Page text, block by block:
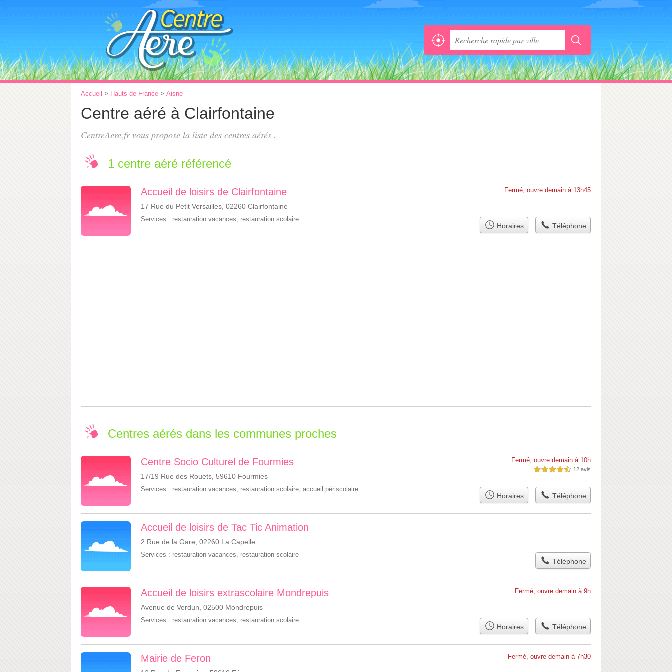
Accueil > Hauts-de-France > Aisne
Centre aéré à Clairfontaine
CentreAere.fr vous propose la liste des centres aérés .
1 centre aéré référencé
Accueil de loisirs de Clairfontaine
17 Rue du Petit Versailles, 02260 Clairfontaine
Fermé, ouvre demain à 13h45
Services : restauration vacances, restauration scolaire
Horaires Téléphone
Centres aérés dans les communes proches
Centre Socio Culturel de Fourmies
17/19 Rue des Rouets, 59610 Fourmies
Fermé, ouvre demain à 10h
4,5 étoiles sur 5 12 avis
Services : restauration vacances, restauration scolaire, accueil périscolaire
Horaires Téléphone
Accueil de loisirs de Tac Tic Animation
2 Rue de la Gare, 02260 La Capelle
Services : restauration vacances, restauration scolaire
Téléphone
Accueil de loisirs extrascolaire Mondrepuis
Avenue de Verdun, 02500 Mondrepuis
Fermé, ouvre demain à 9h
Services : restauration vacances, restauration scolaire
Horaires Téléphone
Mairie de Feron Fermé, ouvre demain à 7h30